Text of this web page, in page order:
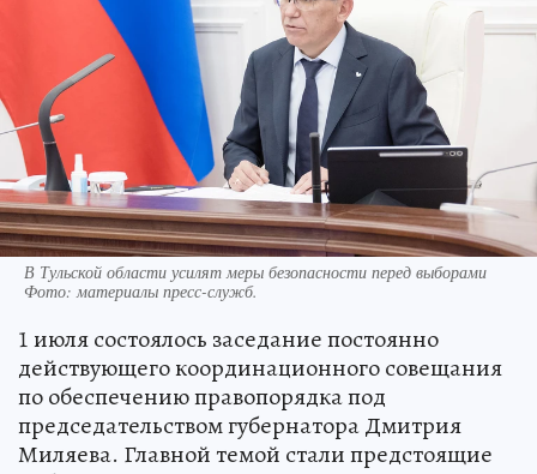
В Тульской области усилят меры безопасности перед выборами
Фото:материалы пресс-служб.
1 июля состоялось заседание постоянно
действующего координационного совещания
по обеспечению правопорядка под
председательством губернатора Дмитрия
Миляева. Главной темой стали предстоящие